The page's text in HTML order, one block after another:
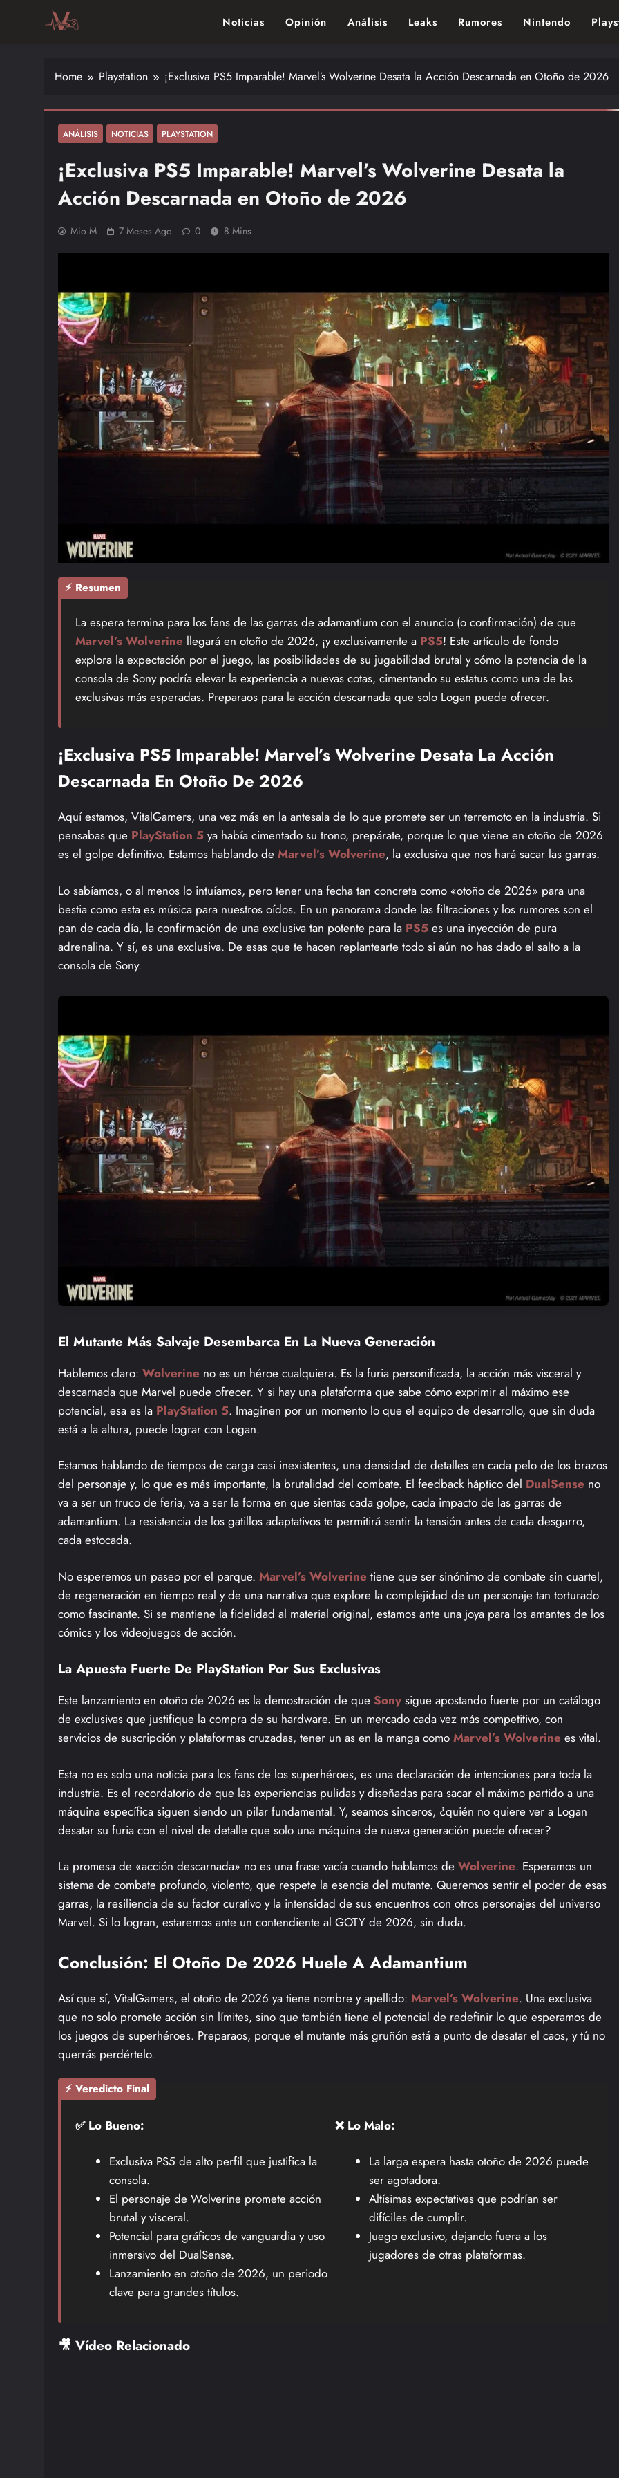
Noticias Opinión Análisis Leaks Rumores Nintendo
Home Playstation ¡Exclusiva PS5 Imparable! Marvel’s Wolverine Desata la Acción Descarnada en Otoño de 2026
ANÁLISIS NOTICIAS PLAYSTATION
¡Exclusiva PS5 Imparable! Marvel’s Wolverine Desata la
Acción Descarnada en Otoño de 2026
Mio M 7 Meses Ago 0 8 Mins
⚡ Resumen
La espera termina para los fans de las garras de adamantium con el anuncio (o confirmación) de que
Marvel’s Wolverine llegará en otoño de 2026, ¡y exclusivamente a PS5! Este artículo de fondo
explora la expectación por el juego, las posibilidades de su jugabilidad brutal y cómo la potencia de la
consola de Sony podría elevar la experiencia a nuevas cotas, cimentando su estatus como una de las
exclusivas más esperadas. Preparaos para la acción descarnada que solo Logan puede ofrecer.
¡Exclusiva PS5 Imparable! Marvel’s Wolverine Desata La Acción
Descarnada En Otoño De 2026
Aquí estamos, VitalGamers, una vez más en la antesala de lo que promete ser un terremoto en la industria. Si
pensabas que PlayStation 5 ya había cimentado su trono, prepárate, porque lo que viene en otoño de 2026
es el golpe definitivo. Estamos hablando de Marvel’s Wolverine, la exclusiva que nos hará sacar las garras.
Lo sabíamos, o al menos lo intuíamos, pero tener una fecha tan concreta como «otoño de 2026» para una
bestia como esta es música para nuestros oídos. En un panorama donde las filtraciones y los rumores son el
pan de cada día, la confirmación de una exclusiva tan potente para la PS5 es una inyección de pura
adrenalina. Y sí, es una exclusiva. De esas que te hacen replantearte todo si aún no has dado el salto a la
consola de Sony.
El Mutante Más Salvaje Desembarca En La Nueva Generación
Hablemos claro: Wolverine no es un héroe cualquiera. Es la furia personificada, la acción más visceral y
descarnada que Marvel puede ofrecer. Y si hay una plataforma que sabe cómo exprimir al máximo ese
potencial, esa es la PlayStation 5. Imaginen por un momento lo que el equipo de desarrollo, que sin duda
está a la altura, puede lograr con Logan.
Estamos hablando de tiempos de carga casi inexistentes, una densidad de detalles en cada pelo de los brazos
del personaje y, lo que es más importante, la brutalidad del combate. El feedback háptico del DualSense no
va a ser un truco de feria, va a ser la forma en que sientas cada golpe, cada impacto de las garras de
adamantium. La resistencia de los gatillos adaptativos te permitirá sentir la tensión antes de cada desgarro,
cada estocada.
No esperemos un paseo por el parque. Marvel’s Wolverine tiene que ser sinónimo de combate sin cuartel,
de regeneración en tiempo real y de una narrativa que explore la complejidad de un personaje tan torturado
como fascinante. Si se mantiene la fidelidad al material original, estamos ante una joya para los amantes de los
cómics y los videojuegos de acción.
La Apuesta Fuerte De PlayStation Por Sus Exclusivas
Este lanzamiento en otoño de 2026 es la demostración de que Sony sigue apostando fuerte por un catálogo
de exclusivas que justifique la compra de su hardware. En un mercado cada vez más competitivo, con
servicios de suscripción y plataformas cruzadas, tener un as en la manga como Marvel’s Wolverine es vital.
Esta no es solo una noticia para los fans de los superhéroes, es una declaración de intenciones para toda la
industria. Es el recordatorio de que las experiencias pulidas y diseñadas para sacar el máximo partido a una
máquina específica siguen siendo un pilar fundamental. Y, seamos sinceros, ¿quién no quiere ver a Logan
desatar su furia con el nivel de detalle que solo una máquina de nueva generación puede ofrecer?
La promesa de «acción descarnada» no es una frase vacía cuando hablamos de Wolverine. Esperamos un
sistema de combate profundo, violento, que respete la esencia del mutante. Queremos sentir el poder de esas
garras, la resiliencia de su factor curativo y la intensidad de sus encuentros con otros personajes del universo
Marvel. Si lo logran, estaremos ante un contendiente al GOTY de 2026, sin duda.
Conclusión: El Otoño De 2026 Huele A Adamantium
Así que sí, VitalGamers, el otoño de 2026 ya tiene nombre y apellido: Marvel’s Wolverine. Una exclusiva
que no solo promete acción sin límites, sino que también tiene el potencial de redefinir lo que esperamos de
los juegos de superhéroes. Preparaos, porque el mutante más gruñón está a punto de desatar el caos, y tú no
querrás perdértelo.
⚡ Veredicto Final
✅ Lo Bueno:
Exclusiva PS5 de alto perfil que justifica la
consola.
El personaje de Wolverine promete acción
brutal y visceral.
Potencial para gráficos de vanguardia y uso
inmersivo del DualSense.
Lanzamiento en otoño de 2026, un periodo
clave para grandes títulos.
❌ Lo Malo:
La larga espera hasta otoño de 2026 puede
ser agotadora.
Altísimas expectativas que podrían ser
difíciles de cumplir.
Juego exclusivo, dejando fuera a los
jugadores de otras plataformas.
🎥 Vídeo Relacionado